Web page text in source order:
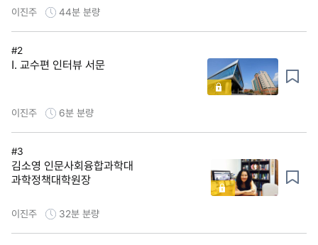
이진주 44분 분량
#2
Ⅰ. 교수편 인터뷰 서문
이진주 6분 분량
#3
김소영 인문사회융합과학대
과학정책대학원장
이진주 32분 분량